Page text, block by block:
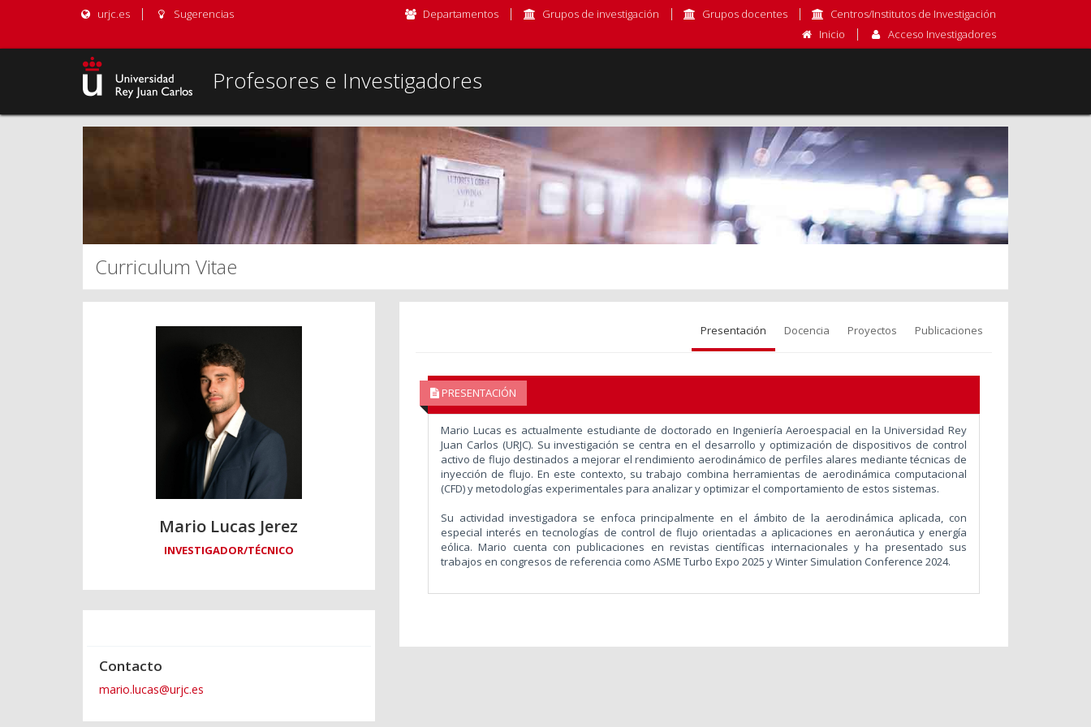
urjc.es Sugerencias Departamentos Grupos de investigación Grupos docentes
Centros/Institutos de Investigación
Inicio
Acceso Investigadores
Profesores e Investigadores
Curriculum Vitae
Mario Lucas Jerez
INVESTIGADOR/TÉCNICO
Contacto
mario.lucas@urjc.es
Presentación Docencia Proyectos Publicaciones
PRESENTACIÓN
Mario Lucas es actualmente estudiante de doctorado en Ingeniería Aeroespacial en la Universidad Rey
Juan Carlos (URJC). Su investigación se centra en el desarrollo y optimización de dispositivos de control
activo de flujo destinados a mejorar el rendimiento aerodinámico de perfiles alares mediante técnicas de
inyección de flujo. En este contexto, su trabajo combina herramientas de aerodinámica computacional
(CFD) y metodologías experimentales para analizar y optimizar el comportamiento de estos sistemas.
Su actividad investigadora se enfoca principalmente en el ámbito de la aerodinámica aplicada, con
especial interés en tecnologías de control de flujo orientadas a aplicaciones en aeronáutica y energía
eólica. Mario cuenta con publicaciones en revistas científicas internacionales y ha presentado sus
trabajos en congresos de referencia como ASME Turbo Expo 2025 y Winter Simulation Conference 2024.